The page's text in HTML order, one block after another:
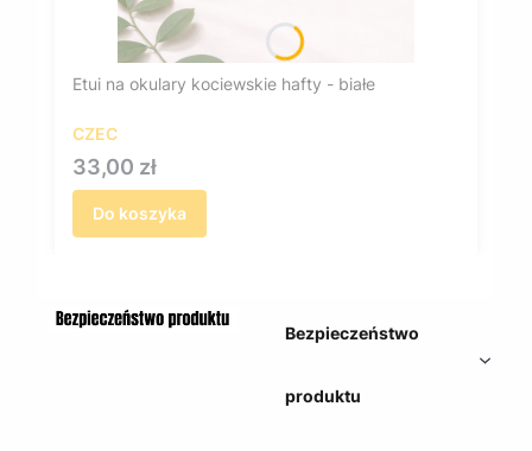
Etui na okulary kociewskie hafty - białe
CZEC
Cena
33,00 zł
Do koszyka
Bezpieczeństwo
produktu